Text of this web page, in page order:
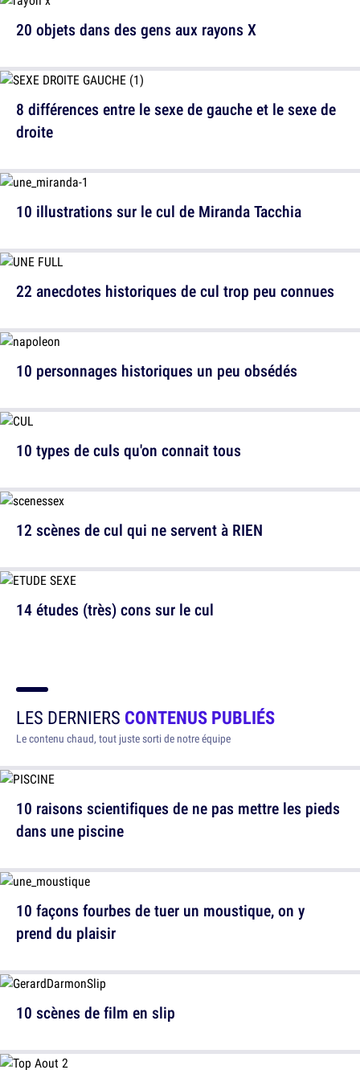
8 différences entre le sexe de gauche et le sexe de
droite
22 anecdotes historiques de cul trop peu connues
10 types de culs qu'on connait tous
14 études (très) cons sur le cul
20 objets dans des gens aux rayons X
10 illustrations sur le cul de Miranda Tacchia
10 personnages historiques un peu obsédés
12 scènes de cul qui ne servent à RIEN
LES DERNIERS CONTENUS PUBLIÉS
Le contenu chaud, tout juste sorti de notre équipe
10 raisons scientifiques de ne pas mettre les pieds
dans une piscine
10 scènes de film en slip
10 façons fourbes de tuer un moustique, on y
prend du plaisir